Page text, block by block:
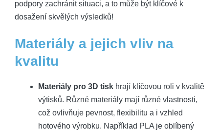
podpory zachránit situaci, a to může být klíčové k
dosažení skvělých výsledků!
Materiály a jejich vliv na
kvalitu
Materiály pro 3D tisk hrají klíčovou roli v kvalitě
výtisků. Různé materiály mají různé vlastnosti,
což ovlivňuje pevnost, flexibilitu a i vzhled
hotového výrobku. Například PLA je oblíbený